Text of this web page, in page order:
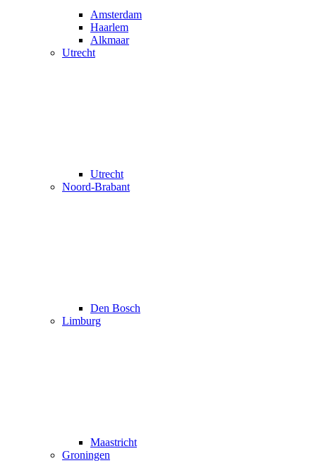
Amsterdam
Haarlem
Alkmaar
Utrecht
Utrecht
Noord-Brabant
Den Bosch
Limburg
Maastricht
Groningen